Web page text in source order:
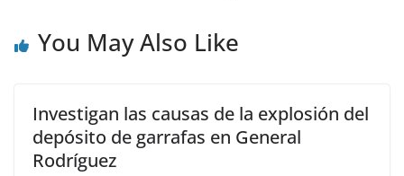
You May Also Like
Investigan las causas de la explosión del
depósito de garrafas en General
Rodríguez